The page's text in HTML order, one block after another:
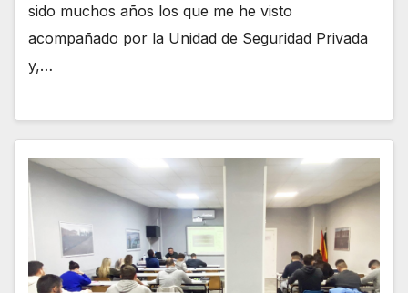
sido muchos años los que me he visto
acompañado por la Unidad de Seguridad Privada
y,…